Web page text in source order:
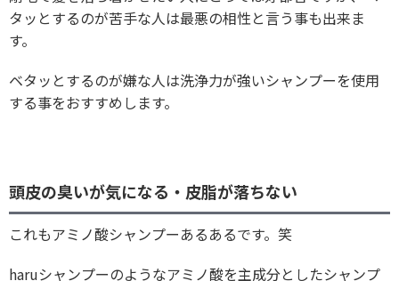
タッとするのが苦手な人は最悪の相性と言う事も出来ま
す。
ベタッとするのが嫌な人は洗浄力が強いシャンプーを使用
する事をおすすめします。
頭皮の臭いが気になる・皮脂が落ちない
これもアミノ酸シャンプーあるあるです。笑
haruシャンプーのようなアミノ酸を主成分としたシャンプ